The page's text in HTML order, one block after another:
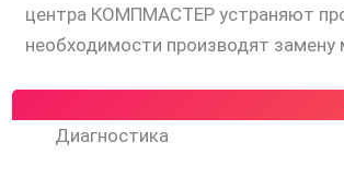
центра КОМПМАСТЕР устраняют
необходимости производят
Диагностика